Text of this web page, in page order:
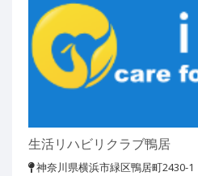
生活リハビリクラブ鴨居
神奈川県横浜市緑区鴨居町2430-1